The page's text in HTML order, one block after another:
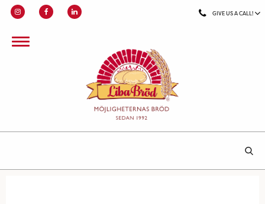
GIVE US A CALL!